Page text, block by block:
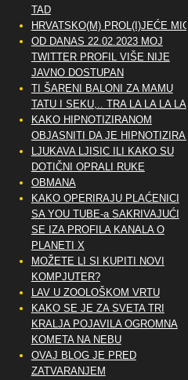
TAD
HRVATSKO(M) PROL(I)JEĆE MIG
OD DANAS 22.02.2023 MOJ
TWITTER PROFIL VIŠE NIJE
JAVNO DOSTUPAN
TI ŠARENI BALONI ZA MAMU
TATU I SEKU,.. TRA LA LA LA LA
KAKO HIPNOTIZIRANOM
OBJASNITI DA JE HIPNOTIZIRAN
LJUKAVA LJISIC ILI KAKO SU
DOTIČNI OPRALI RUKE
OBMANA
KAKO OPERIRAJU PLAĆENICI
SA YOU TUBE-a SAKRIVAJUĆI
SE IZA PROFILA KANALA O
PLANETI X
MOŽETE LI SI KUPITI NOVI
KOMPJUTER?
LAV U ZOOLOŠKOM VRTU
KAKO SE JE ZA SVETA TRI
KRALJA POJAVILA OGROMNA
KOMETA NA NEBU
OVAJ BLOG JE PRED
ZATVARANJEM